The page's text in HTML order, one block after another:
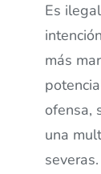
Es
más
ofensa,
una